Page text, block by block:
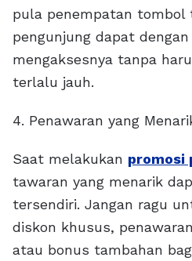
pula penempatan tombol
pengunjung dapat
mengaksesnya tanpa
terlalu jauh.
4. Penawaran yang
Saat melakukan promosi
tawaran yang menarik
tersendiri. Jangan ragu
diskon khusus,
atau bonus tambahan